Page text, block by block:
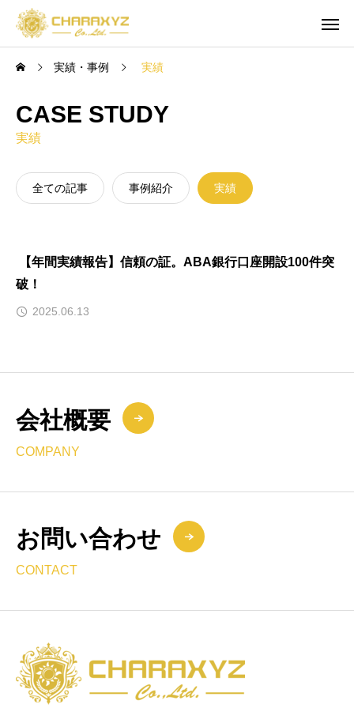
実績・事例 実績
CASE STUDY
実績
全ての記事 事例紹介 実績
【年間実績報告】信頼の証。ABA銀行口座開設100件突
破！
2025.06.13
会社概要
COMPANY
お問い合わせ
CONTACT